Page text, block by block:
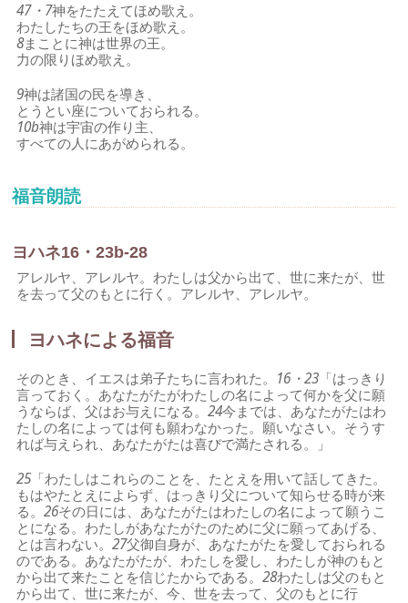
47・7神をたたえてほめ歌え。
わたしたちの王をほめ歌え。
8まことに神は世界の王。
力の限りほめ歌え。
9神は諸国の民を導き、
とうとい座についておられる。
10b神は宇宙の作り主、
すべての人にあがめられる。
福音朗読
ヨハネ16・23b-28
アレルヤ、アレルヤ。わたしは父から出て、世に来たが、世
を去って父のもとに行く。アレルヤ、アレルヤ。
ヨハネによる福音
そのとき、イエスは弟子たちに言われた。 16・23 「はっきり
言っておく。あなたがたがわたしの名によって何かを父に願
うならば、父はお与えになる。24今までは、あなたがたはわ
たしの名によっては何も願わなかった。願いなさい。そうす
れば与えられ、あなたがたは喜びで満たされる。」
25 「わたしはこれらのことを、たとえを用いて話してきた。
もはやたとえによらず、はっきり父について知らせる時が来
る。26その日には、あなたがたはわたしの名によって願うこ
とになる。わたしがあなたがたのために父に願ってあげる、
とは言わない。27父御自身が、あなたがたを愛しておられる
のである。あなたがたが、わたしを愛し、わたしが神のもと
から出て来たことを信じたからである。28わたしは父のもと
から出て、世に来たが、今、世を去って、父のもとに行